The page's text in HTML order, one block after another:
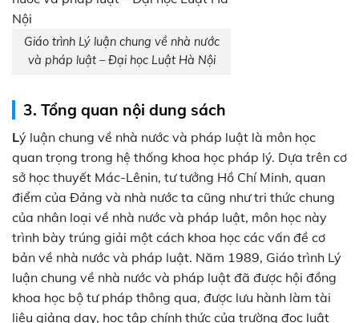
Giáo trình Lý luận chung về nhà nước
và pháp luật – Đại học Luật Hà Nội
3. Tổng quan nội dung sách
Lý luận chung về nhà nước và pháp luật là môn học
quan trọng trong hệ thống khoa học pháp lý. Dựa trên cơ
sở học thuyết Mác-Lênin, tư tưởng Hồ Chí Minh, quan
điểm của Đảng và nhà nước ta cũng như tri thức chung
của nhân loại về nhà nước và pháp luật, môn học này
trình bày trúng giải một cách khoa học các vấn đề cơ
bản về nhà nước và pháp luật. Năm 1989, Giáo trình Lý
luận chung về nhà nước và pháp luật đã được hội đồng
khoa học bộ tư pháp thông qua, được lưu hành làm tài
liệu giảng dạy, học tập chính thức của trường đọc luật